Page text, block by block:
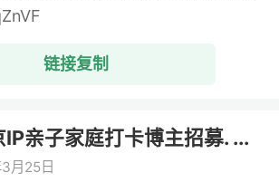
链接复制
IP亲子家庭打卡博主招募. ...
月25日